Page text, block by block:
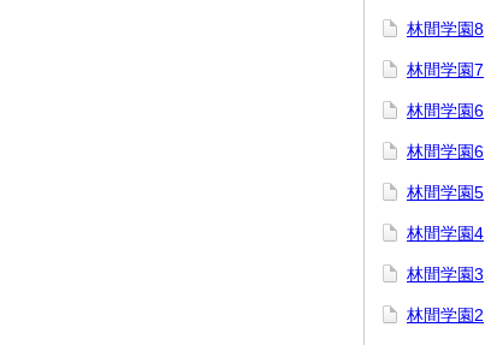
林間学園8
林間学園7
林間学園6
林間学園6
林間学園5
林間学園4
林間学園3
林間学園2